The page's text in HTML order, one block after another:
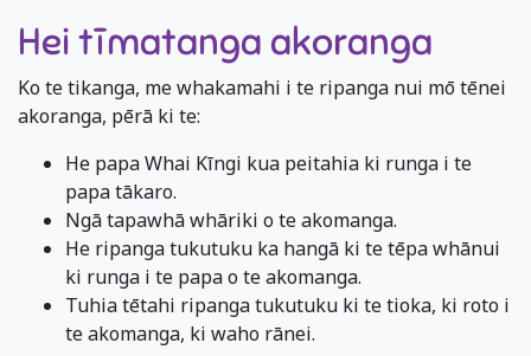
Hei tīmatanga akoranga
Ko te tikanga, me whakamahi i te ripanga nui mō tēnei
akoranga, pērā ki te:
He papa Whai Kīngi kua peitahia ki runga i te
papa tākaro.
Ngā tapawhā whāriki o te akomanga.
He ripanga tukutuku ka hangā ki te tēpa whānui
ki runga i te papa o te akomanga.
Tuhia tētahi ripanga tukutuku ki te tioka, ki roto i
te akomanga, ki waho rānei.